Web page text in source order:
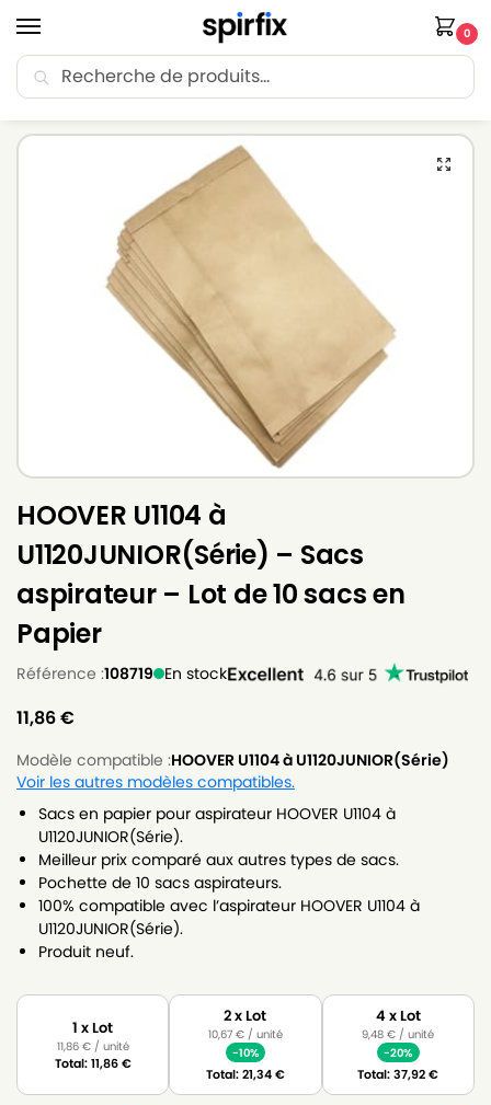
0
🚚 Livraison Point Relais offerte dès 30€ d’achat.
HOOVER U1104 à
U1120JUNIOR(Série) – Sacs
aspirateur – Lot de 10 sacs en
Papier
Référence :108719 En stock
11,86€
Modèle compatible :HOOVER U1104 à U1120JUNIOR(Série)
Voir les autres modèles compatibles.
Sacs en papier pour aspirateur HOOVER U1104 à
U1120JUNIOR(Série).
Meilleur prix comparé aux autres types de sacs.
Pochette de 10 sacs aspirateurs.
100% compatible avec l’aspirateur HOOVER U1104 à
U1120JUNIOR(Série).
Produit neuf.
1 x Lot
11,86 €/ unité
Total:11,86€
2 x Lot
10,67 €/ unité
-10%
Total:21,34€
4 x Lot
9,48€ / unité
-20%
Total:37,92€